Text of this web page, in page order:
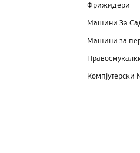
Фрижидери
Машини Зa
Машини за
Компјутерски